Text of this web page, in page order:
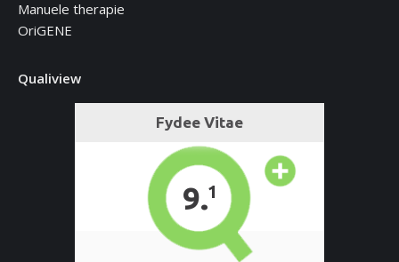
Manuele therapie
OriGENE
Qualiview